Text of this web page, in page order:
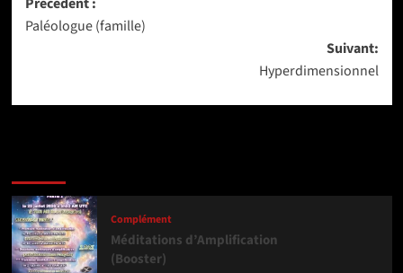
d’article
Paléologue (famille)
Suivant:
Hyperdimensionnel
Complément
Méditations d’Amplification
(Booster)